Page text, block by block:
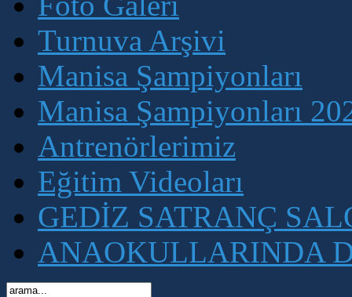
Turnuva Arşivi
Manisa Şampiyonları
Manisa Şampiyonları
Antrenörlerimiz
Eğitim Videoları
GEDİZ SATRANÇ
ANAOKULLARINDA